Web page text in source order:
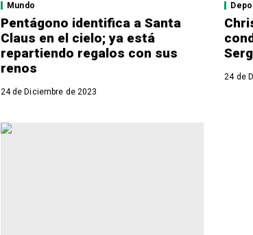
Mundo
Pentágono identifica a Santa
Claus en el cielo; ya está
repartiendo regalos con sus
renos
24 de Diciembre de 2023
24 de